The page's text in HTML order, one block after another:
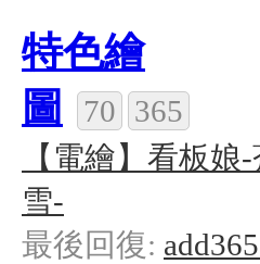
特色繪
圖
70 365
【電繪】看板娘
雪-
最後回復: